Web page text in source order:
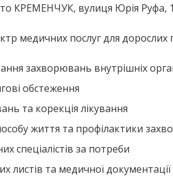
КРЕМЕНЧУК, вулиця Юрія
медичних послуг для дорослих
захворювань внутрішніх
обстеження
та корекція лікування
життя та профілактики
спеціалістів за потреби
листів та медичної документації